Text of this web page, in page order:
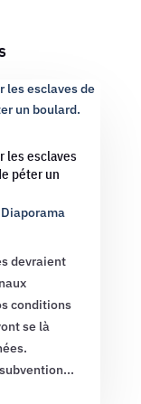
les esclaves
péter un
Diaporama
devraient
conditions
se là